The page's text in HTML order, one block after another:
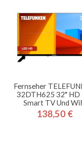
Fernseher
32DTH625 32"
Smart TV Und
Preis
138,50 €